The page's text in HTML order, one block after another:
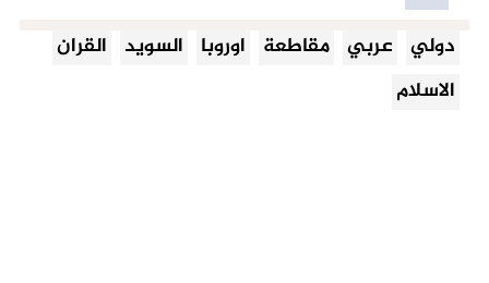
دولي عربي مقاطعة اوروبا السويد القران
الاسلام